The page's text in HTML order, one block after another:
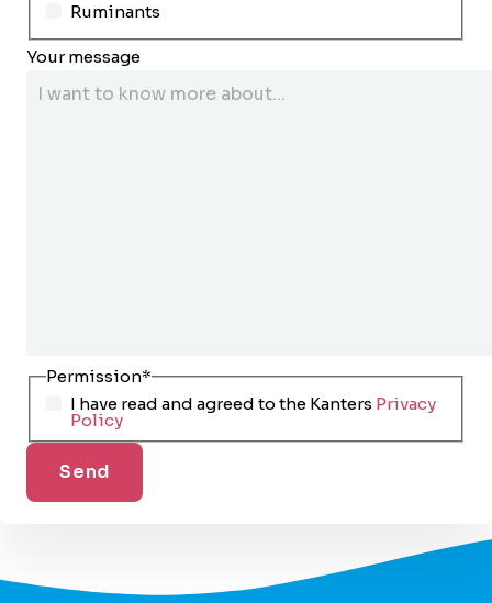
Ruminants
Your message
Permission*
I have read and agreed to the Kanters Privacy
Policy